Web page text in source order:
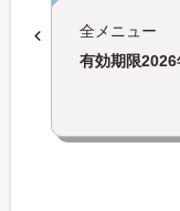
全メニュ
有効期限2026